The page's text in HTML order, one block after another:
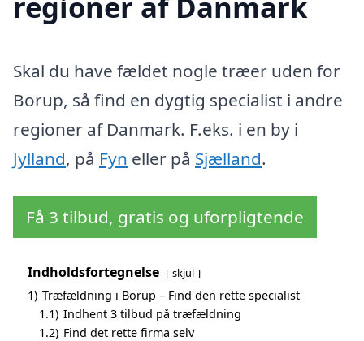
Skal du have fældet nogle træer uden for
Borup, så find en dygtig specialist i andre
regioner af Danmark. F.eks. i en by i
Jylland, på Fyn eller på Sjælland.
Få 3 tilbud, gratis og uforpligtende
Indholdsfortegnelse skjul
1) Træfældning i Borup – Find den rette specialist
1.1) Indhent 3 tilbud på træfældning
1.2) Find det rette firma selv